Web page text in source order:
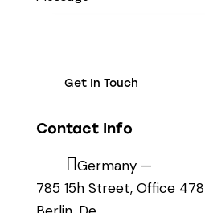
Contact Info
Germany —
785 15h Street, Office 478